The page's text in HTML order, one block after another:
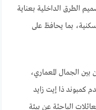
الطرق الداخلية بعناية
بما يحافظ على
الجمال المعماري،
كمبوند ذا إيت زايد
الباحثة عن بيئة